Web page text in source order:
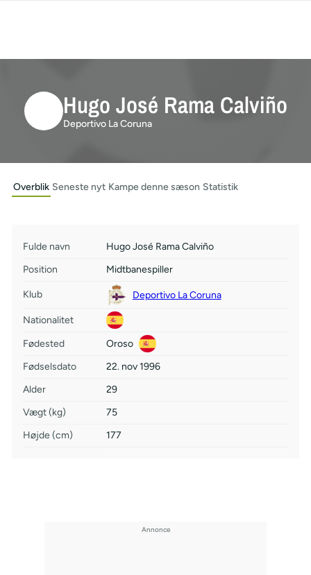
Hugo José Rama Calviño
Deportivo La Coruna
Overblik Seneste nyt Kampe denne sæson Statistik
Fulde navn
Hugo José Rama Calviño
Position
Midtbanespiller
Klub Deportivo La Coruna
Nationalitet
Fødested
Oroso
Fødselsdato
22. nov 1996
Alder
29
Vægt (kg)
75
Højde (cm)
177